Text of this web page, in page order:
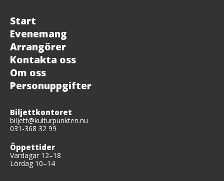
Start
Evenemang
Arrangörer
Kontakta oss
Om oss
Personuppgifter
Biljettkontoret
biljett@kulturpunkten.nu
031-368 32 99
Öppettider
Vardagar 12–18
Lördag 10–14